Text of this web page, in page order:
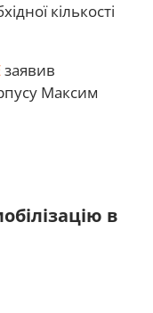
кількості
заявив
Максим
в